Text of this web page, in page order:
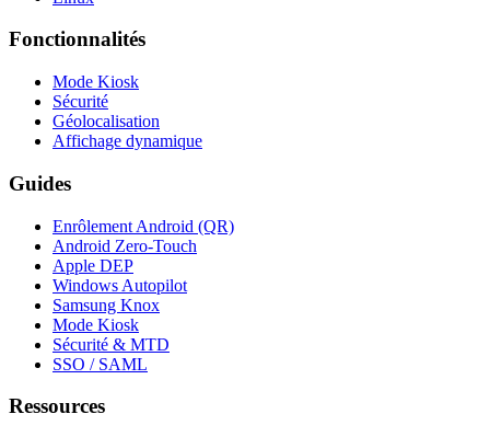
Fonctionnalités
Mode Kiosk
Sécurité
Géolocalisation
Affichage dynamique
Guides
Enrôlement Android (QR)
Android Zero-Touch
Apple DEP
Windows Autopilot
Samsung Knox
Mode Kiosk
Sécurité & MTD
SSO / SAML
Ressources